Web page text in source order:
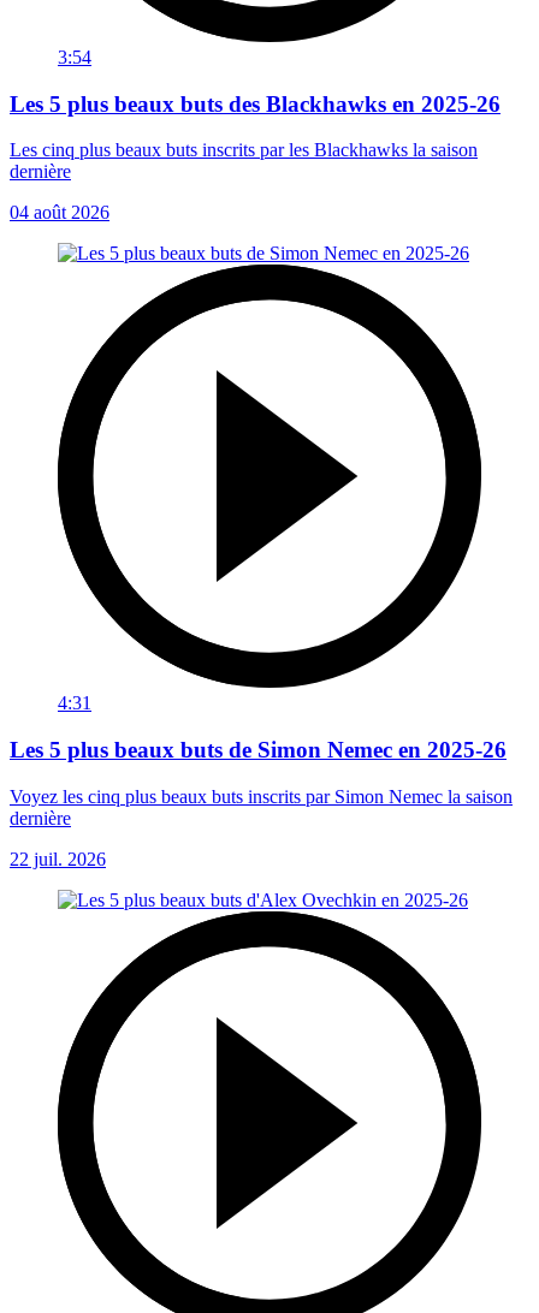
3:54
Les 5 plus beaux buts des Blackhawks en 2025-26
Les cinq plus beaux buts inscrits par les Blackhawks la saison
dernière
04 août 2026
4:31
Les 5 plus beaux buts de Simon Nemec en 2025-26
Voyez les cinq plus beaux buts inscrits par Simon Nemec la saison
dernière
22 juil. 2026